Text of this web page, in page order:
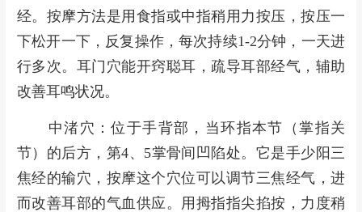
经。按摩方法是用食指或中指稍用力按压，按压一
下松开一下，反复操作，每次持续1-2分钟，一天进
行多次。耳门穴能开窍聪耳，疏导耳部经气，辅助
改善耳鸣状况。
中渚穴：位于手背部，当环指本节（掌指关
节）的后方，第4、5掌骨间凹陷处。它是手少阳三
焦经的输穴，按摩这个穴位可以调节三焦经气，进
而改善耳部的气血供应。用拇指指尖掐按，力度稍